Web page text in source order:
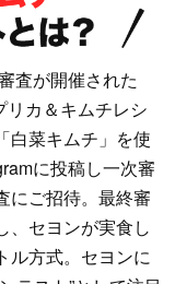
査が開催された
リカ＆キムチレシ
白菜キムチ」を使
に投稿し一次審
にご招待。最終審
、セヨンが実食し
ル方式。セヨンに